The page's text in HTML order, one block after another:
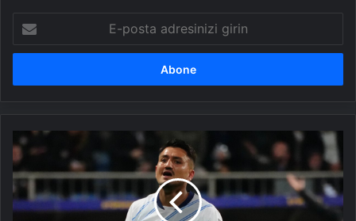
posta
adresinizi
Cengiz
Ünder'in
Beşiktaş'a
transferi
çıkmaza